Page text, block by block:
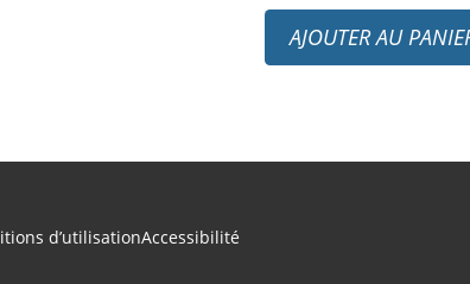
AJOUTER AU
d’utilisationAccessibilité